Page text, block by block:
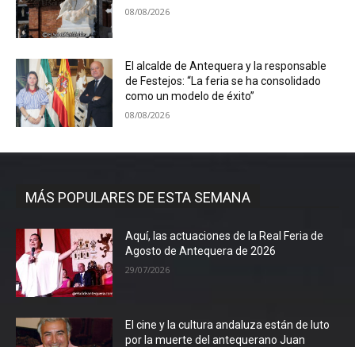
08/08/2026
El alcalde de Antequera y la responsable
de Festejos: “La feria se ha consolidado
como un modelo de éxito”
08/08/2026
MÁS POPULARES DE ESTA SEMANA
Aquí, las actuaciones de la Real Feria de
Agosto de Antequera de 2026
29/07/2026
El cine y la cultura andaluza están de luto
por la muerte del antequerano Juan